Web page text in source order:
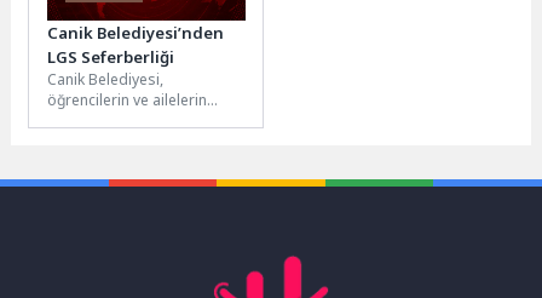
Canik Belediyesi’nden
LGS Seferberliği
Canik Belediyesi,
öğrencilerin ve ailelerin
bekleme alanlarında...